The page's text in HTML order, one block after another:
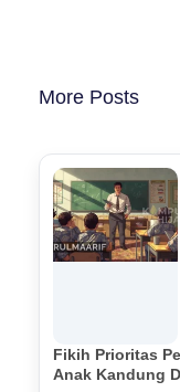
More Posts
Fikih Prioritas
Anak Kandung